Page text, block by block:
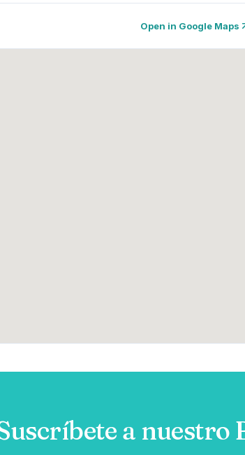
Open in Google Maps
a nuestro